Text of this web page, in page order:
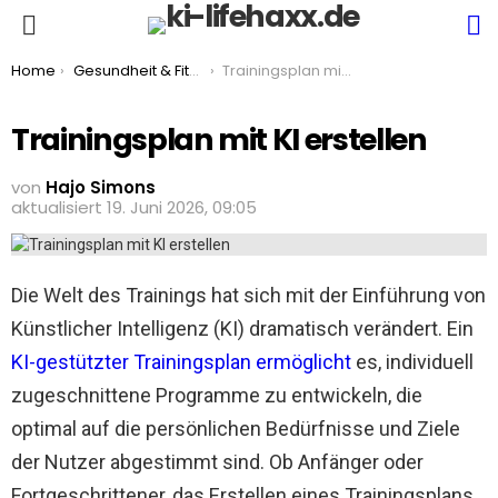
You are here:
Home Gesundheit & Fitness Trainingsplan mit KI erstellen
Trainingsplan mit KI erstellen
von Hajo Simons
aktualisiert 19. Juni 2026, 09:05
Die Welt des Trainings hat sich mit der Einführung von
Künstlicher Intelligenz (KI) dramatisch verändert. Ein
KI-gestützter Trainingsplan ermöglicht es, individuell
zugeschnittene Programme zu entwickeln, die
optimal auf die persönlichen Bedürfnisse und Ziele
der Nutzer abgestimmt sind. Ob Anfänger oder